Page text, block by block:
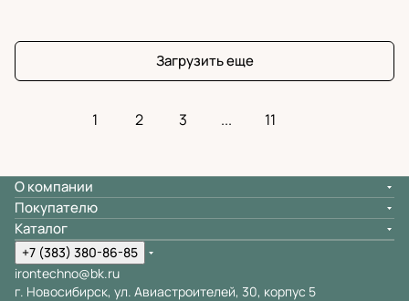
Загрузить еще
1 2 3 ... 11
О компании
Покупателю
Каталог
+7 (383) 380-86-85
irontechno@bk.ru
г. Новосибирск, ул. Авиастроителей, 30, корпус 5